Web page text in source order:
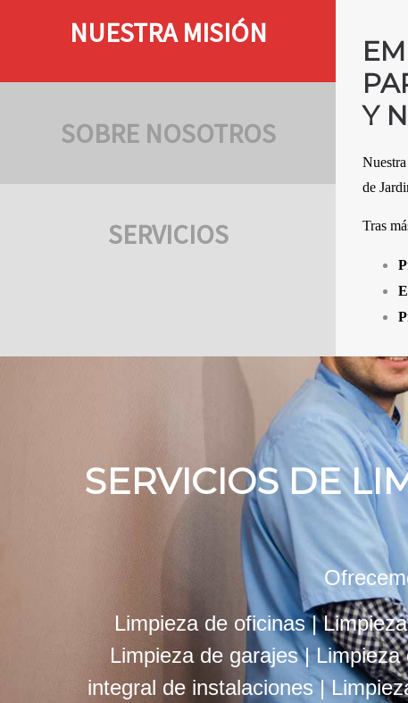
NUESTRA MISIÓN
SOBRE NOSOTROS
SERVICIOS
Y
de
Tras
SERVICIOS DE
Limpieza de oficinas |
Limpieza de garajes |Limpieza
integral de instalaciones |